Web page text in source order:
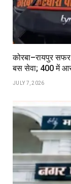
कोरबा–रायपुर
बस सेवा; ₹400 में
JULY 7, 2026